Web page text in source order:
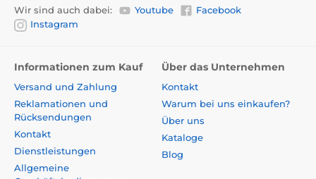
Wir sind auch dabei: Youtube
Facebook
Instagram
Informationen zum Kauf
Versand und Zahlung
Reklamationen und
Rücksendungen
Kontakt
Dienstleistungen
Allgemeine
Über das Unternehmen
Kontakt
Warum bei uns einkaufen?
Über uns
Kataloge
Blog